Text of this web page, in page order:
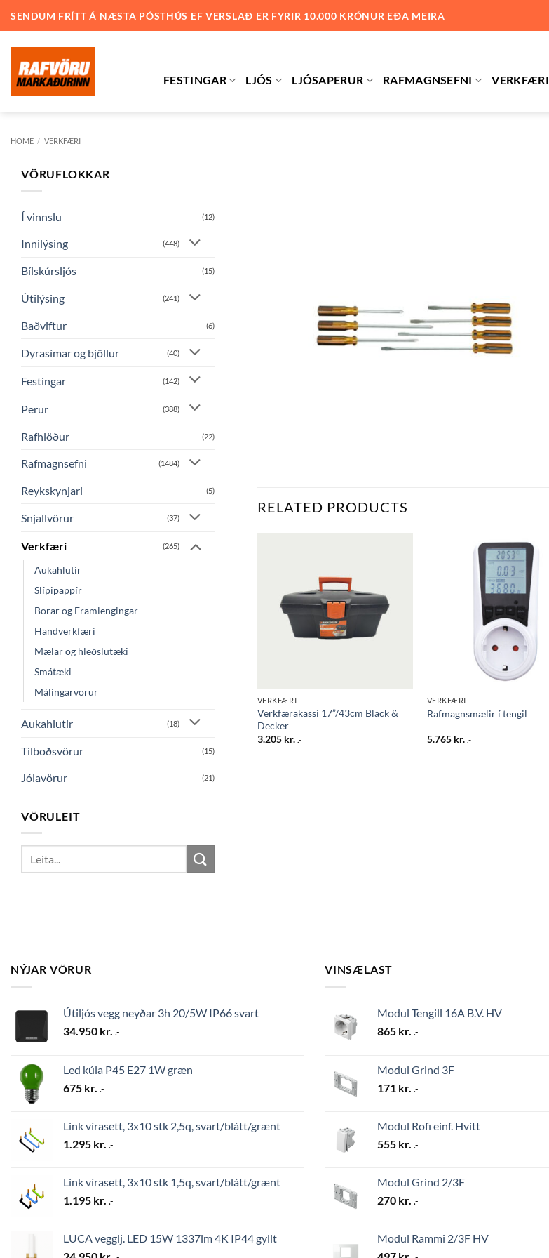
SENDUM FRÍTT Á NÆSTA PÓSTHÚS EF VERSLAÐ ER FYRIR 10.000 KRÓNUR EÐA MEIRA
FESTINGAR LJÓS LJÓSAPERUR RAFMAGNSEFNI VERKFÆRI
HOME / VERKFÆRI
VÖRUFLOKKAR
Í vinnslu (12)
Innilýsing (448)
Bílskúrsljós (15)
Útilýsing (241)
Baðviftur (6)
Dyrasímar og bjöllur (40)
Festingar (142)
Perur (388)
Rafhlöður (22)
Rafmagnsefni (1484)
Reykskynjari (5)
Snjallvörur (37)
Verkfæri (265)
Aukahlutir
Slípipappír
Borar og Framlengingar
Handverkfæri
Mælar og hleðslutæki
Smátæki
Málingarvörur
Aukahlutir (18)
Tilboðsvörur (15)
Jólavörur (21)
VÖRULEIT
RELATED PRODUCTS
óskalista
VERKFÆRI
Verkfærakassi 17”/43cm Black &
Decker
3.205 kr. .-
VERKFÆRI
Rafmagnsmælir í tengil
5.765 kr. .-
Bæta
óskalista
NÝJAR VÖRUR
Útiljós vegg neyðar 3h 20/5W IP66 svart
34.950 kr. .-
Led kúla P45 E27 1W græn
675 kr. .-
Link vírasett, 3x10 stk 2,5q, svart/blátt/grænt
1.295 kr. .-
Link vírasett, 3x10 stk 1,5q, svart/blátt/grænt
1.195 kr. .-
LUCA vegglj. LED 15W 1337lm 4K IP44 gyllt
VINSÆLAST
Modul Tengill 16A B.V. HV
865 kr. .-
Modul Grind 3F
171 kr. .-
Modul Rofi einf. Hvítt
555 kr. .-
Modul Grind 2/3F
270 kr. .-
Modul Rammi 2/3F HV